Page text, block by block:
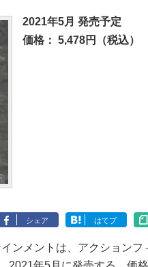
2021年5月 発売予定
価格： 5,478円（税込）
シェア はてブ
ンメントは、アクションフ